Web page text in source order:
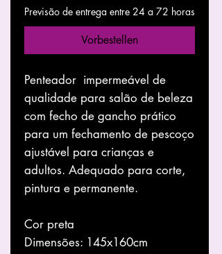
Previsão de entrega entre 24 a 72 horas
Vorbestellen
Penteador impermeável de
qualidade para salão de beleza
com fecho de gancho prático
para um fechamento de pescoço
ajustável para crianças e
adultos. Adequado para corte,
pintura e permanente.
Cor preta
Dimensões: 145x160cm